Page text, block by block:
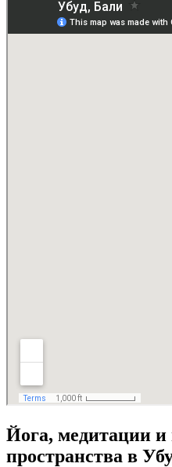
Йога, медитации
пространства в